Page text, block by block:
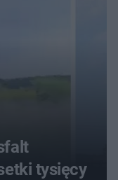
tysięcy